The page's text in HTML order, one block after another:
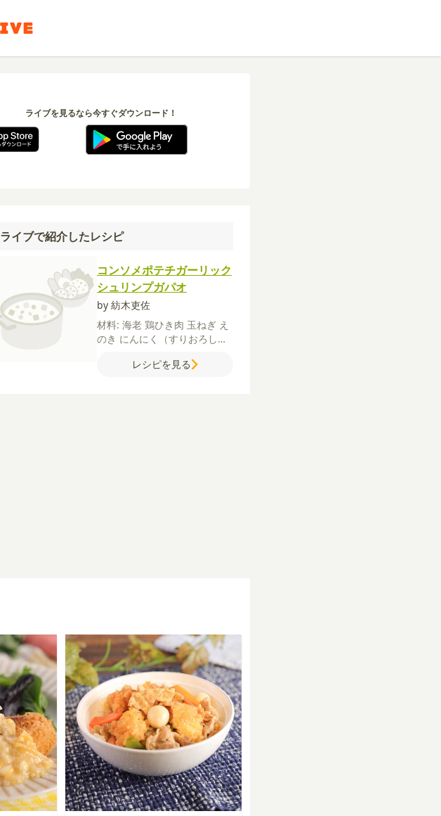
ライブを見るなら今すぐダウンロード！
ライブで紹介したレシピ
コンソメポテチガーリック
シュリンプガパオ
by 紡木吏佐
材料: 海老 鶏ひき肉 玉ねぎ え
のき にんにく（すりおろし）
（コンソメ味）バジル
レシピを見る